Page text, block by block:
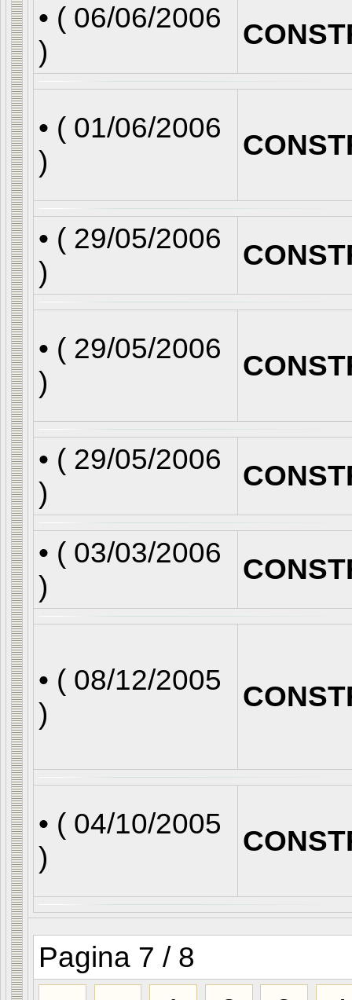
• ( 06/06/2006
)
• ( 01/06/2006
)
• ( 29/05/2006
)
• ( 29/05/2006
)
• ( 29/05/2006
)
• ( 03/03/2006
)
• ( 08/12/2005
)
• ( 04/10/2005
)
Pagina 7 / 8